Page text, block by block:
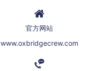
官方网站
www.oxbridgecrew.com